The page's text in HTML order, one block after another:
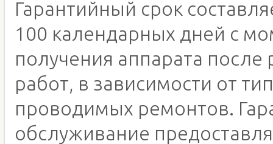
Гарантийный срок
100 календарных дней с
получения аппарата
работ, в зависимости от
проводимых ремонтов.
обслуживание